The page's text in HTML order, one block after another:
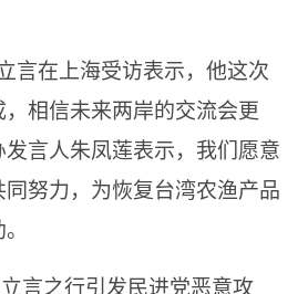
言在上海受访表示，他这次
相信未来两岸的交流会更
言人朱凤莲表示，我们愿意
努力，为恢复台湾农渔产品
言之行引发民进党恶意攻